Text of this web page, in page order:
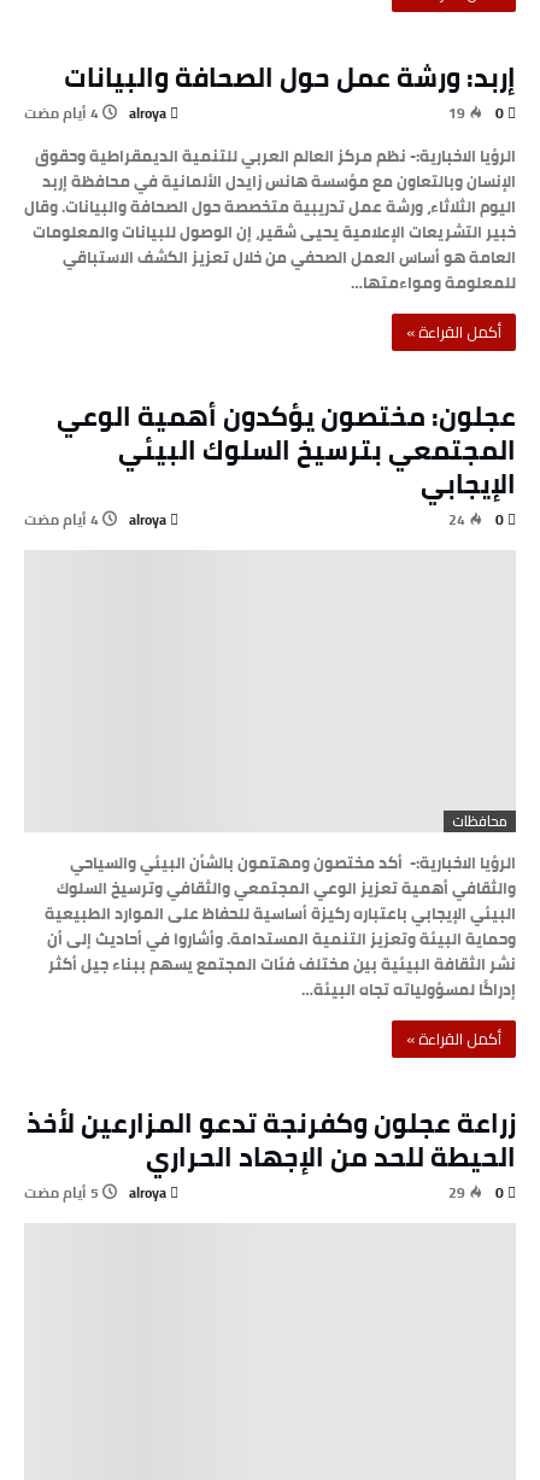
إربد: ورشة عمل حول الصحافة والبيانات
19
الرؤيا الاخبارية:- نظم مركز العالم العربي للتنمية الديمقراطية وحقوق
الإنسان وبالتعاون مع مؤسسة هانس زايدل الألمانية في محافظة إربد
اليوم الثلاثاء، ورشة عمل تدريبية متخصصة حول الصحافة والبيانات. وقال
خبير التشريعات الإعلامية يحيى شقير، إن الوصول للبيانات والمعلومات
العامة هو أساس العمل الصحفي من خلال تعزيز الكشف الاستباقي
للمعلومة ومواءمتها…
‫أكمل القراءة »‬
عجلون: مختصون يؤكدون أهمية الوعي
المجتمعي بترسيخ السلوك البيئي
الإيجابي
24
محافظات
الرؤيا الاخبارية:- أكد مختصون ومهتمون بالشأن البيئي والسياحي
والثقافي أهمية تعزيز الوعي المجتمعي والثقافي وترسيخ السلوك
البيئي الإيجابي باعتباره ركيزة أساسية للحفاظ على الموارد الطبيعية
وحماية البيئة وتعزيز التنمية المستدامة. وأشاروا في أحاديث إلى أن
نشر الثقافة البيئية بين مختلف فئات المجتمع يسهم ببناء جيل أكثر
إدراكًا لمسؤولياته تجاه البيئة…
‫أكمل القراءة »‬
زراعة عجلون وكفرنجة تدعو المزارعين لأخذ
الحيطة للحد من الإجهاد الحراري
29